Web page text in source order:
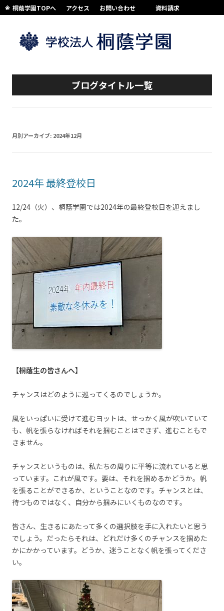
桐蔭学園TOPへ アクセス お問い合わせ 資料請求
ブログタイトル一覧
月別アーカイブ: 2024年12月
2024年 最終登校日
12/24（火）、桐蔭学園では2024年の最終登校日を迎えまし
た。
【桐蔭生の皆さんへ】
チャンスはどのように巡ってくるのでしょうか。
風をいっぱいに受けて進むヨットは、せっかく風が吹いていて
も、帆を張らなければそれを掴むことはできず、進むこともで
きません。
チャンスというものは、私たちの周りに平等に流れていると思
っています。これが風です。要は、それを掴めるかどうか。帆
を張ることができるか、ということなのです。チャンスとは、
待つものではなく、自分から掴みにいくものなのです。
皆さん、生きるにあたって多くの選択肢を手に入れたいと思う
でしょう。だったらそれは、どれだけ多くのチャンスを掴めた
かにかかっています。どうか、迷うことなく帆を張ってくださ
い。